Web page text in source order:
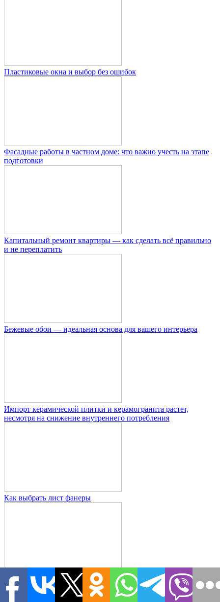
Пластиковые окна и выбор без ошибок
Фасадные работы в частном доме: что важно учесть на этапе
подготовки
Капитальный ремонт квартиры — как сделать всё правильно
и не переплатить
Бежевые обои — идеальная основа для вашего интерьера
Импорт керамической плитки и керамогранита растет,
несмотря на снижение внутреннего потребления
Как выбрать лист фанеры
Борьба с самостроем в Москве: как убирают незаконные
строения